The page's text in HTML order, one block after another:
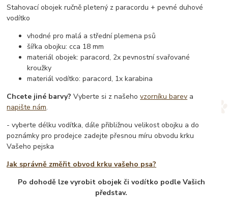
Stahovací obojek ručně pletený z paracordu + pevné duhové
vodítko
vhodné pro malá a střední plemena psů
šířka obojku: cca 18 mm
materiál obojek: paracord, 2x pevnostní svařované
kroužky
materiál vodítko: paracord, 1x karabina
Chcete jiné barvy? Vyberte si z našehovzorníku barev a
napište nám.
- vyberte délku vodítka, dále přibližnou velikost obojku a do
poznámky pro prodejce zadejte přesnou míru obvodu krku
Vašeho pejska
Jak správně změřit obvod krku vašeho psa?
Po dohodě lze vyrobit obojek či vodítko podle Vašich
představ.